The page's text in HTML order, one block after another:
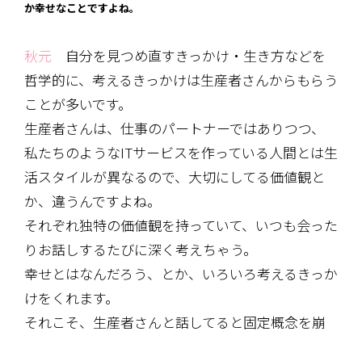
か幸せなことですよね。
秋元 自分を見つめ直すきっかけ・生き方などを
哲学的に、考えるきっかけは生産者さんからもらう
ことが多いです。
生産者さんは、仕事のパートナーではありつつ、
私たちのようなITサービスを作っている人間とは生
活スタイルが異なるので、大切にしてる価値観と
か、違うんですよね。
それぞれ独特の価値観を持っていて、いつも会った
りお話しするたびに深く考えちゃう。
幸せとはなんだろう、とか、いろいろ考えるきっか
けをくれます。
それこそ、生産者さんと話してると固定概念を崩